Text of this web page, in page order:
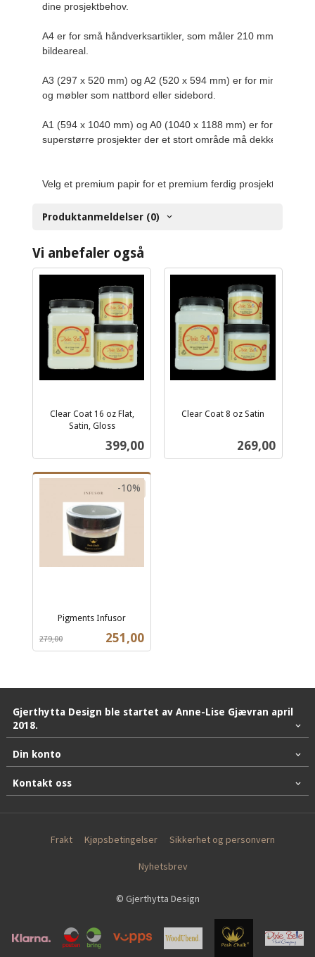
dine prosjektbehov.
A4 er for små håndverksartikler, som måler 210 mm x 297
bildeareal.
A3 (297 x 520 mm) og A2 (520 x 594 mm) er for mindre
og møbler som nattbord eller sidebord.
A1 (594 x 1040 mm) og A0 (1040 x 1188 mm) er for store og
superstørre prosjekter der et stort område må dekkes.
Velg et premium papir for et premium ferdig prosjekt.
Produktanmeldelser (0)
Vi anbefaler også
Clear Coat 16 oz Flat,
Satin, Gloss
Pris
399,00
Clear Coat 8 oz Satin
Pris
269,00
Pigments Infusor
Tilbud
251,00
279,00
-10%
mva.
Gjerthytta Design ble startet av Anne-Lise Gjævran april
2018.
Din konto
Kontakt oss
Frakt Kjøpsbetingelser Sikkerhet og personvern
Nyhetsbrev
© Gjerthytta Design